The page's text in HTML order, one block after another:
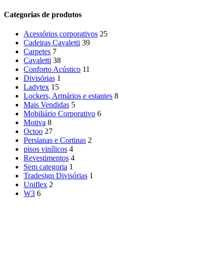
Categorias de produtos
Acessórios corporativos 25
Cadeiras Cavaletti 39
Carpetes 7
Cavaletti 38
Conforto Acústico 11
Divisórias 1
Ladytex 15
Lockers, Armários e estantes 8
Mais Vendidas 5
Mobiliário Corporativo 6
Motiva 8
Octoo 27
Persianas e Cortinas 2
pisos vinílicos 4
Revestimentos 4
Sem categoria 1
Tradesign Divisórias 1
Uniflex 2
W3 6